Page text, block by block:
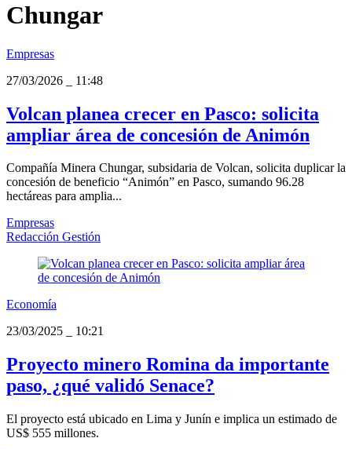
Chungar
Empresas
27/03/2026
11:48
Volcan planea crecer en Pasco: solicita
ampliar área de concesión de Animón
Compañía Minera Chungar, subsidaria de Volcan, solicita duplicar la
concesión de beneficio “Animón” en Pasco, sumando 96.28
hectáreas para amplia...
Empresas
Redacción Gestión
Economía
23/03/2025
10:21
Proyecto minero Romina da importante
paso, ¿qué validó Senace?
El proyecto está ubicado en Lima y Junín e implica un estimado de
US$ 555 millones.